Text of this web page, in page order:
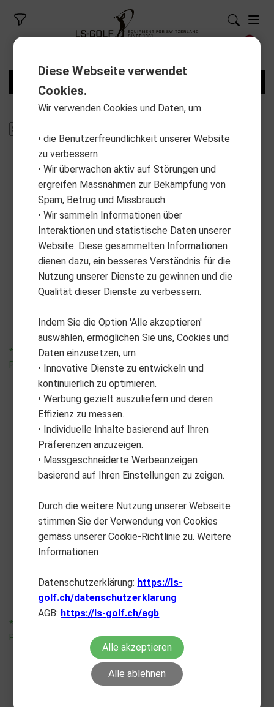
KUMI
Magnetverschluss
*unverbindliche
Preisempfehlung
MASTERS GOLF
Preisempfehlung
MASTERS GOLF
*unverbindliche
Preisempfehlung
Preisempfehlung
Diese Webseite verwendet
Cookies.
Wir verwenden Cookies und Daten, um
• die Benutzerfreundlichkeit unserer Website
zu verbessern
• Wir überwachen aktiv auf Störungen und
ergreifen Massnahmen zur Bekämpfung von
Spam, Betrug und Missbrauch.
• Wir sammeln Informationen über
Interaktionen und statistische Daten unserer
Website. Diese gesammelten Informationen
dienen dazu, ein besseres Verständnis für die
Nutzung unserer Dienste zu gewinnen und die
Qualität dieser Dienste zu verbessern.
Indem Sie die Option 'Alle akzeptieren'
auswählen, ermöglichen Sie uns, Cookies und
Daten einzusetzen, um
• Innovative Dienste zu entwickeln und
kontinuierlich zu optimieren.
• Werbung gezielt auszuliefern und deren
Effizienz zu messen.
• Individuelle Inhalte basierend auf Ihren
Präferenzen anzuzeigen.
• Massgeschneiderte Werbeanzeigen
basierend auf Ihren Einstellungen zu zeigen.
Durch die weitere Nutzung unserer Webseite
stimmen Sie der Verwendung von Cookies
gemäss unserer Cookie-Richtlinie zu. Weitere
Informationen
Datenschutzerklärung: https://ls-
golf.ch/datenschutzerklarung
AGB: https://ls-golf.ch/agb
Alle akzeptieren
Alle ablehnen